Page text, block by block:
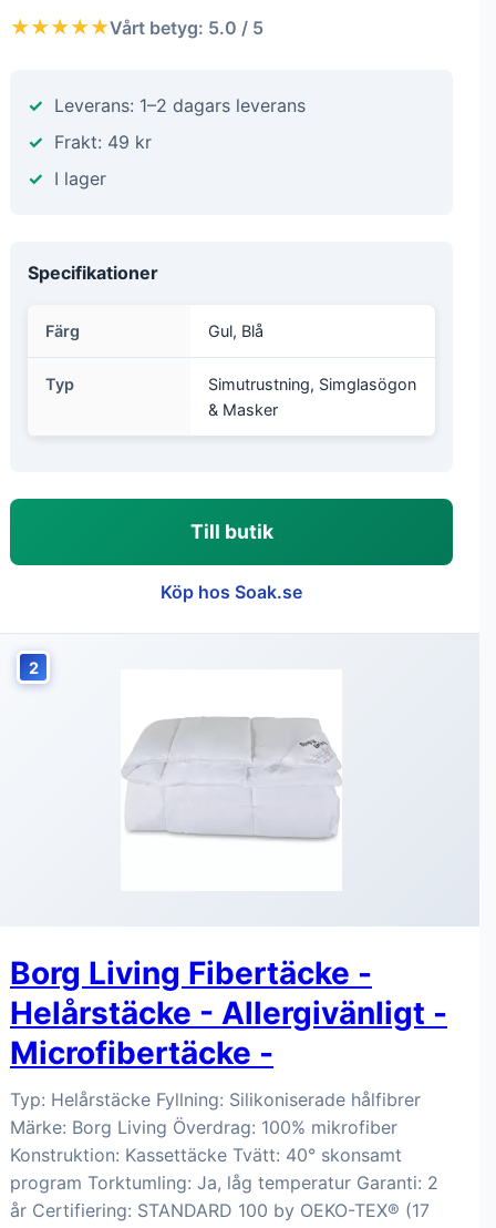
★★★★★Vårt betyg: 5.0 / 5
Leverans: 1–2 dagars leverans
Frakt: 49 kr
I lager
Specifikationer
Färg Gul, Blå
Typ
Simutrustning, Simglasögon
& Masker
Till butik
Köp hos Soak.se
2
Borg Living Fibertäcke -
Helårstäcke - Allergivänligt -
Microfibertäcke -
Typ: Helårstäcke Fyllning: Silikoniserade hålfibrer
Märke: Borg Living Överdrag: 100% mikrofiber
Konstruktion: Kassettäcke Tvätt: 40° skonsamt
program Torktumling: Ja, låg temperatur Garanti: 2
år Certifiering: STANDARD 100 by OEKO-TEX® (17